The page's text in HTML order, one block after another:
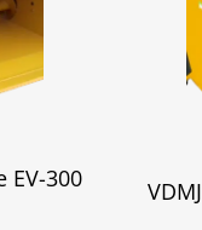
EV-300